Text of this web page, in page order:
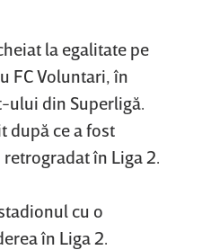
la egalitate pe
FC Voluntari, în
ului din Superligă.
după ce a fost
în Liga 2.
cu o
în Liga 2.